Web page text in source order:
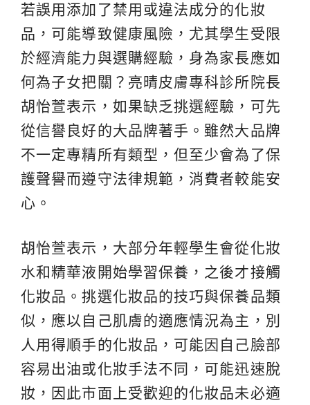
若誤用添加了禁用或違法成分的化妝
品，可能導致健康風險，尤其學生受限
於經濟能力與選購經驗，身為家長應如
何為子女把關？亮晴皮膚專科診所院長
胡怡萱表示，如果缺乏挑選經驗，可先
從信譽良好的大品牌著手。雖然大品牌
不一定專精所有類型，但至少會為了保
護聲譽而遵守法律規範，消費者較能安
心。
胡怡萱表示，大部分年輕學生會從化妝
水和精華液開始學習保養，之後才接觸
化妝品。挑選化妝品的技巧與保養品類
似，應以自己肌膚的適應情況為主，別
人用得順手的化妝品，可能因自己臉部
容易出油或化妝手法不同，可能迅速脫
妝，因此市面上受歡迎的化妝品未必適